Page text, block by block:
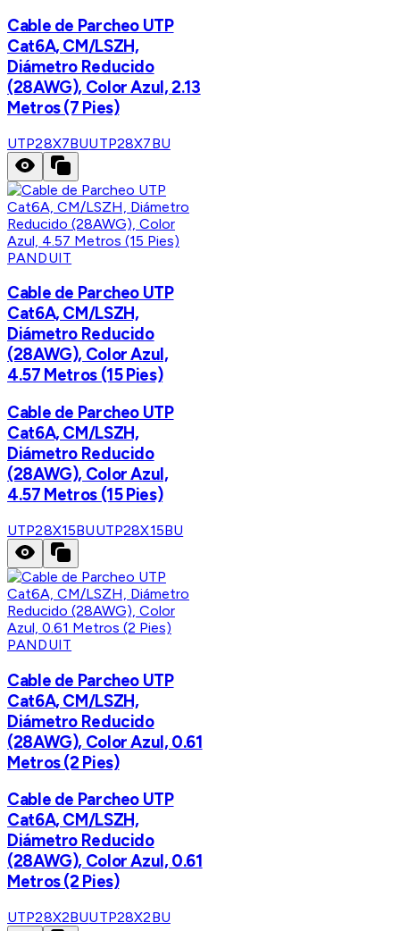
Cable de Parcheo UTP
Cat6A, CM/LSZH,
Diámetro Reducido
(28AWG), Color Azul, 2.13
Metros (7 Pies)
UTP28X7BUUTP28X7BU
PANDUIT
Cable de Parcheo UTP
Cat6A, CM/LSZH,
Diámetro Reducido
(28AWG), Color Azul,
4.57 Metros (15 Pies)
Cable de Parcheo UTP
Cat6A, CM/LSZH,
Diámetro Reducido
(28AWG), Color Azul,
4.57 Metros (15 Pies)
UTP28X15BUUTP28X15BU
PANDUIT
Cable de Parcheo UTP
Cat6A, CM/LSZH,
Diámetro Reducido
(28AWG), Color Azul, 0.61
Metros (2 Pies)
Cable de Parcheo UTP
Cat6A, CM/LSZH,
Diámetro Reducido
(28AWG), Color Azul, 0.61
Metros (2 Pies)
UTP28X2BUUTP28X2BU